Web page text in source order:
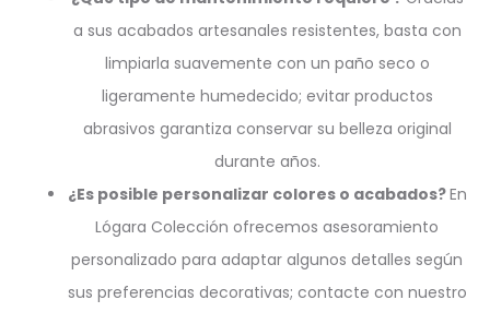
a sus acabados artesanales resistentes, basta con
limpiarla suavemente con un paño seco o
ligeramente humedecido; evitar productos
abrasivos garantiza conservar su belleza original
durante años.
¿Es posible personalizar colores o acabados?En
Lógara Colección ofrecemos asesoramiento
personalizado para adaptar algunos detalles según
sus preferencias decorativas; contacte con nuestro